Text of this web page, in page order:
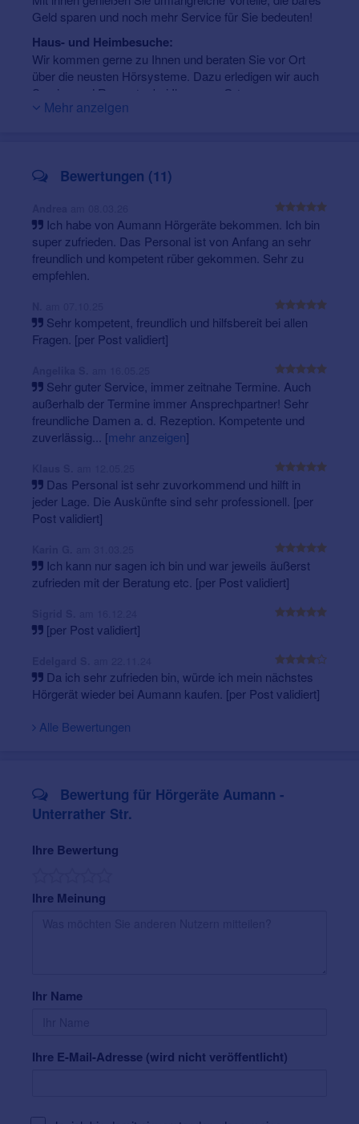
Ohr) Hörsystem bis hin zu hochmodernen, nahezu
auch umfangreiches Zubehör – in unseren
Fachgeschäften finden Sie alles rund um gutes Hören.
Als Spezialist in allen Fragen rund um gutes Hören und
Verstehen begleiten wir Sie auf dem Weg zu Ihrem
Geld sparen und noch mehr Service für Sie bedeuten!
Haus- und Heimbesuche:
Wir kommen gerne zu Ihnen und beraten Sie vor Ort
über die neusten Hörsysteme. Dazu erledigen wir auch
Service und Reparatur bei Ihnen vor Ort.
Telefonnummer unseres mobilen Außendienstes: 0172
Bei uns erhalten Sie vor der eigentlichen Beratung eine
Woche lang ein Hörumgebungsanalysesystem, welches
die unterschiedlichen Hörumgebungen im Alltag
analysiert, erfasst und auswertet.
Sennheiser TV Hörhilfen:
Mit unseren Sennheiser Produkten, können Sie den Ton
Ihres Fernsehers oder Ihrer HiFi-Anlage in bester
Mehr anzeigen
Bewertungen (11)
Ich habe von Aumann Hörgeräte bekommen. Ich bin
super zufrieden. Das Personal ist von Anfang an sehr
freundlich und kompetent rüber gekommen. Sehr zu
empfehlen.
Sehr kompetent, freundlich und hilfsbereit bei allen
Fragen. [per Post validiert]
Sehr guter Service, immer zeitnahe Termine. Auch
außerhalb der Termine immer Ansprechpartner! Sehr
freundliche Damen a. d. Rezeption. Kompetente und
zuverlässig... [mehr anzeigen]
Das Personal ist sehr zuvorkommend und hilft in
jeder Lage. Die Auskünfte sind sehr professionell. [per
Post validiert]
Ich kann nur sagen ich bin und war jeweils äußerst
zufrieden mit der Beratung etc. [per Post validiert]
[per Post validiert]
Da ich sehr zufrieden bin, würde ich mein nächstes
Hörgerät wieder bei Aumann kaufen. [per Post validiert]
Alle Bewertungen
Bewertung für Hörgeräte Aumann -
Unterrather Str.
Ihre Bewertung
Ihre Meinung
Ihr Name
Ihre E-Mail-Adresse (wird nicht veröffentlicht)